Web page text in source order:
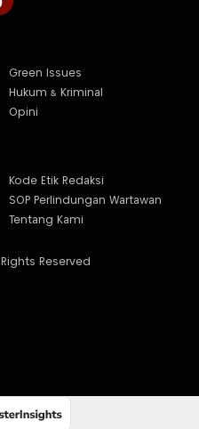
Green Issues
Hukum & Kriminal
Opini
Kode Etik Redaksi
SOP Perlindungan Wartawan
Tentang Kami
Reserved